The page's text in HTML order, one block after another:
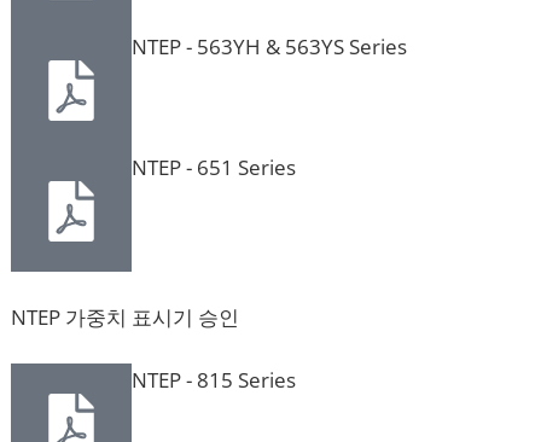
NTEP - 563YH & 563YS Series
NTEP - 651 Series
NTEP 가중치 표시기 승인
NTEP - 815 Series